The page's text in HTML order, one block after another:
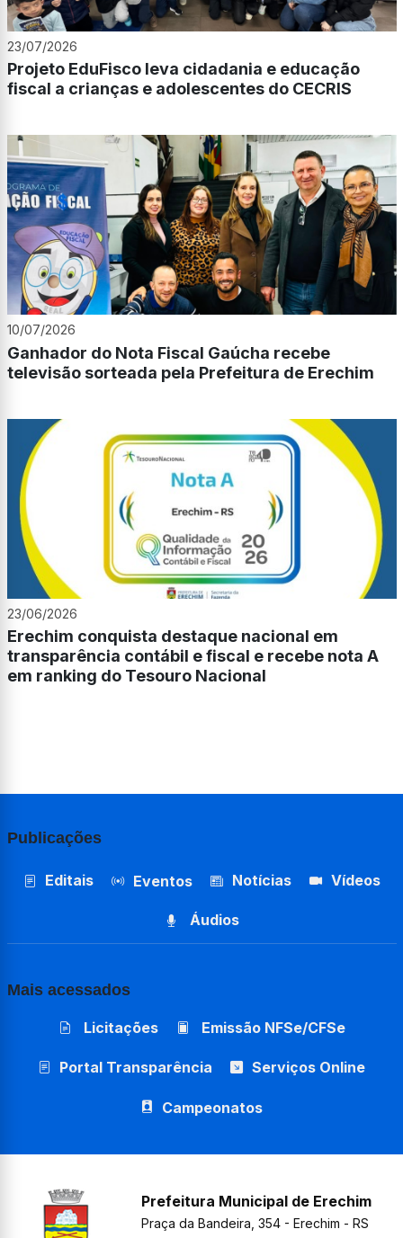
23/07/2026
Projeto EduFisco leva cidadania e educação
fiscal a crianças e adolescentes do CECRIS
10/07/2026
Ganhador do Nota Fiscal Gaúcha recebe
televisão sorteada pela Prefeitura de Erechim
23/06/2026
Erechim conquista destaque nacional em
transparência contábil e fiscal e recebe nota A
em ranking do Tesouro Nacional
Publicações
Editais Eventos Notícias Vídeos
Áudios
Mais acessados
Licitações Emissão NFSe/CFSe
Portal Transparência Serviços Online
Campeonatos
Prefeitura Municipal de Erechim
Praça da Bandeira, 354 - Erechim - RS